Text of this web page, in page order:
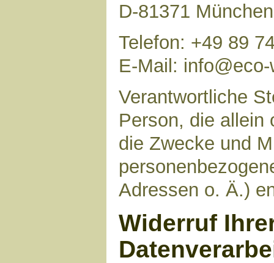
D-81371 München
Telefon: +49 89
E-Mail:
Verantwortliche
Person, die allein
die Zwecke und
Adressen o. Ä.)
Widerruf